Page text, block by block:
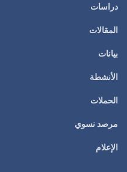
دراسات
المقالات
بيانات
الأنشطة
الحملات
مرصد نسوي
الإعلام